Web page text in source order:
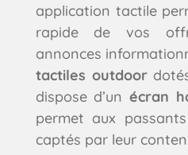
application tactile
rapide de vos
annonces
tactiles outdoor
dispose d’un écran
permet aux
captés par leur